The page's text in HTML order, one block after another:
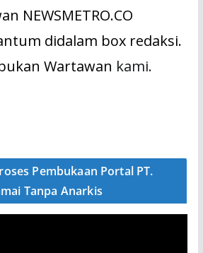
NEWSMETRO.CO
didalam box redaksi.
Wartawan kami.
Pembukaan Portal PT.
Tanpa Anarkis